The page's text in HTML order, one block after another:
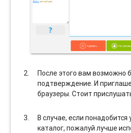
После этого вам возможно
подтверждение. И
браузеры. Стоит
В случае, если
каталог, пожалуй лучше